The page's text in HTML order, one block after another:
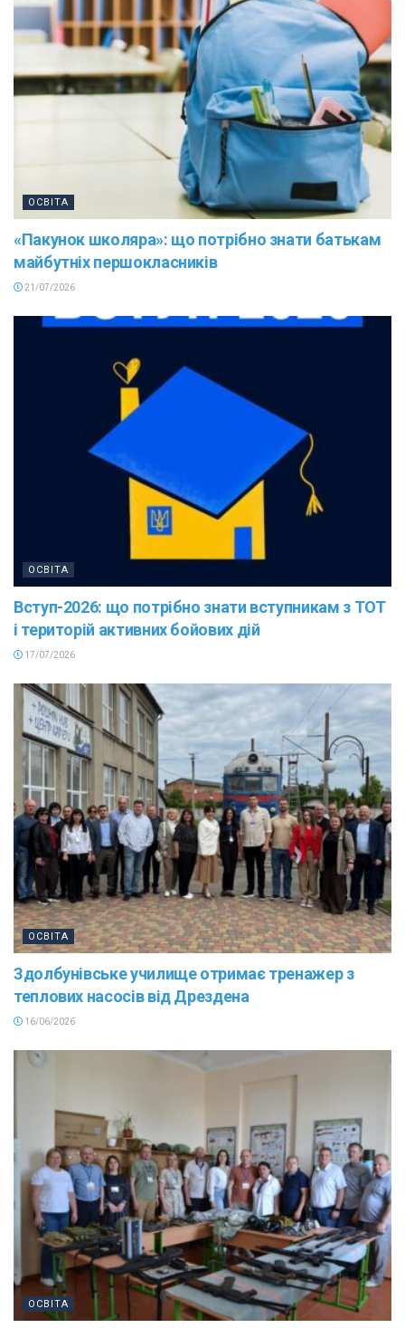
ОСВІТА
«Пакунок школяра»: що потрібно знати батькам
майбутніх першокласників
21/07/2026
ОСВІТА
Вступ-2026: що потрібно знати вступникам з ТОТ
і територій активних бойових дій
17/07/2026
ОСВІТА
Здолбунівське училище отримає тренажер з
теплових насосів від Дрездена
16/06/2026
ОСВІТА